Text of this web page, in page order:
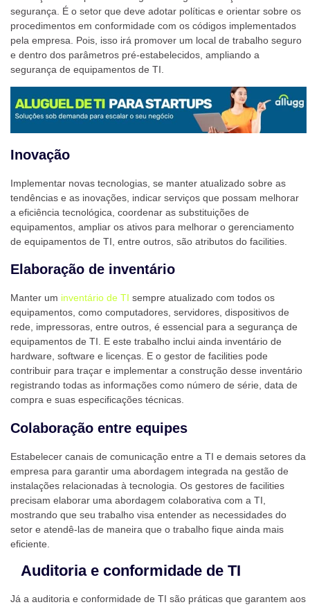
segurança. É o setor que deve adotar políticas e orientar sobre os
procedimentos em conformidade com os códigos implementados
pela empresa. Pois, isso irá promover um local de trabalho seguro
e dentro dos parâmetros pré-estabelecidos, ampliando a
segurança de equipamentos de TI.
Inovação
Implementar novas tecnologias, se manter atualizado sobre as
tendências e as inovações, indicar serviços que possam melhorar
a eficiência tecnológica, coordenar as substituições de
equipamentos, ampliar os ativos para melhorar o gerenciamento
de equipamentos de TI, entre outros, são atributos do facilities.
Elaboração de inventário
Manter um inventário de TI sempre atualizado com todos os
equipamentos, como computadores, servidores, dispositivos de
rede, impressoras, entre outros, é essencial para a segurança de
equipamentos de TI. E este trabalho inclui ainda inventário de
hardware, software e licenças. E o gestor de facilities pode
contribuir para traçar e implementar a construção desse inventário
registrando todas as informações como número de série, data de
compra e suas especificações técnicas.
Colaboração entre equipes
Estabelecer canais de comunicação entre a TI e demais setores da
empresa para garantir uma abordagem integrada na gestão de
instalações relacionadas à tecnologia. Os gestores de facilities
precisam elaborar uma abordagem colaborativa com a TI,
mostrando que seu trabalho visa entender as necessidades do
setor e atendê-las de maneira que o trabalho fique ainda mais
eficiente.
Auditoria e conformidade de TI
Já a auditoria e conformidade de TI são práticas que garantem aos